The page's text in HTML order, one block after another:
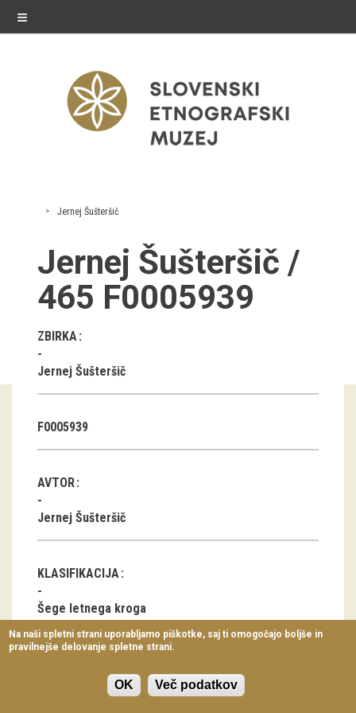
≡
razstave
Stalne razstave
Občasne razstave
Gostovanja
E-razstave
Virtualni sprehodi
Arhiv razstav
dogodki
Prireditve
Predavanja
Delavnice
Vodeni ogledi
Jernej Šušteršič
Jernej Šušteršič /
465 F0005939
ZBIRKA
Jernej Šušteršič
F0005939
AVTOR
Jernej Šušteršič
KLASIFIKACIJA
Šege letnega kroga
Rožek/Rosegg
Na naši spletni strani uporabljamo piškotke, saj ti omogočajo boljše in
pravilnejše delovanje spletne strani.
OK Več podatkov